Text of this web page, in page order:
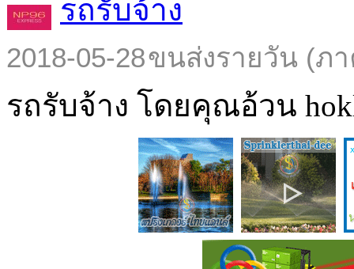
รถรับจ้าง
2018-05-28ขนส่งรายวัน (ภ
รถรับจ้าง โดยคุณอ้วน